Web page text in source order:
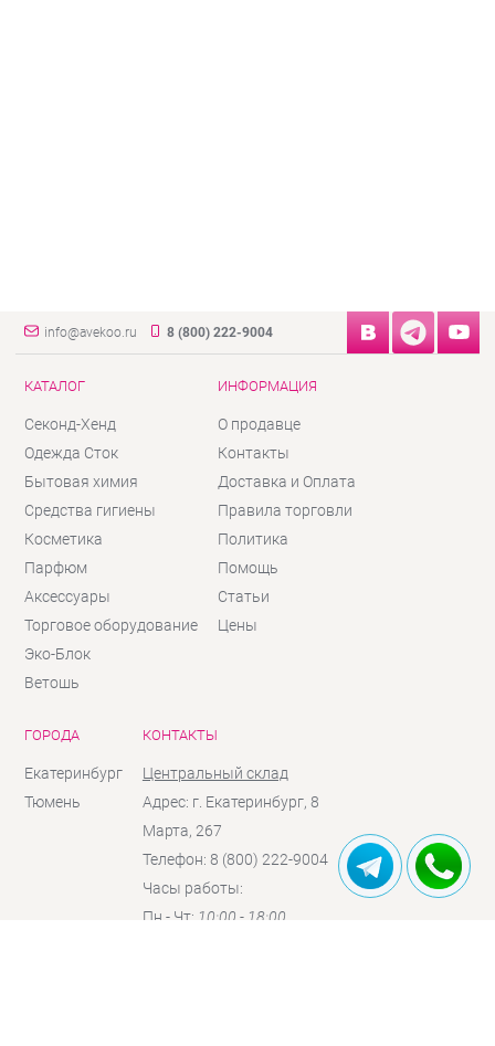
info@avekoo.ru 8 (800) 222-9004
КАТАЛОГ
Секонд-Хенд
Одежда Сток
Бытовая химия
Средства гигиены
Косметика
Парфюм
Аксессуары
Торговое оборудование
Эко-Блок
Ветошь
ИНФОРМАЦИЯ
О продавце
Контакты
Доставка и Оплата
Правила торговли
Политика
Помощь
Статьи
Цены
ГОРОДА
Екатеринбург
Тюмень
КОНТАКТЫ
Центральный склад
Адрес: г. Екатеринбург, 8
Марта, 267
Телефон: 8 (800) 222-9004
Часы работы:
Пн - Чт: 10:00 - 18:00